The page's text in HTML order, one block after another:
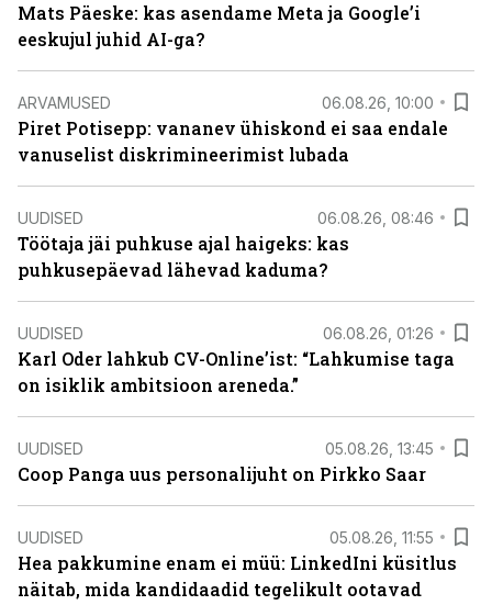
Mats Päeske: kas asendame Meta ja Google’i
eeskujul juhid AI-ga?
ARVAMUSED 06.08.26, 10:00
Piret Potisepp: vananev ühiskond ei saa endale
vanuselist diskrimineerimist lubada
UUDISED 06.08.26, 08:46
Töötaja jäi puhkuse ajal haigeks: kas
puhkusepäevad lähevad kaduma?
UUDISED 06.08.26, 01:26
Karl Oder lahkub CV-Online’ist: “Lahkumise taga
on isiklik ambitsioon areneda.”
UUDISED 05.08.26, 13:45
Coop Panga uus personalijuht on Pirkko Saar
UUDISED 05.08.26, 11:55
Hea pakkumine enam ei müü: LinkedIni küsitlus
näitab, mida kandidaadid tegelikult ootavad